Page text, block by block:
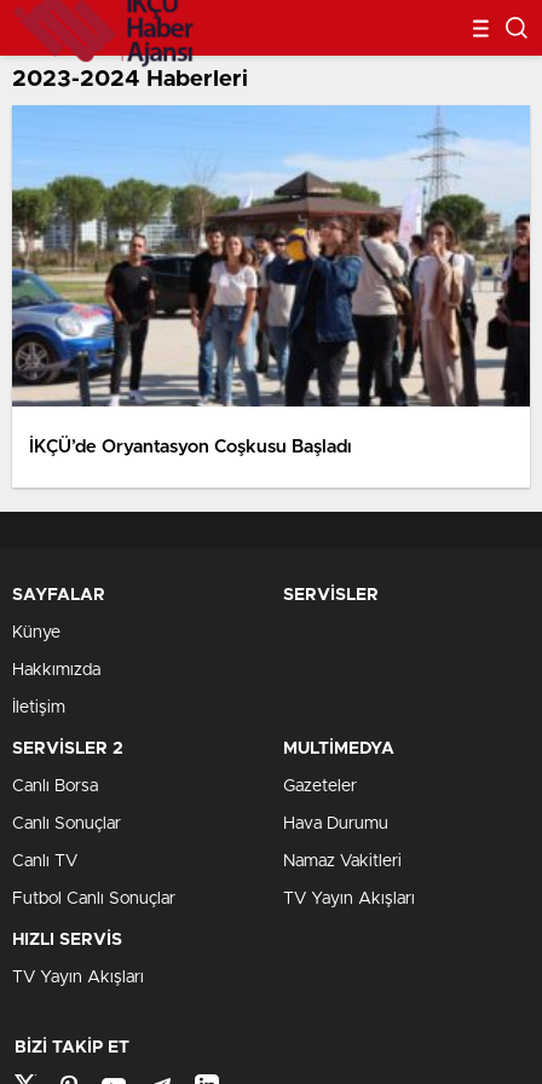
2023-2024 Haberleri
İKÇÜ’de Oryantasyon Coşkusu Başladı
SAYFALAR
Künye
Hakkımızda
İletişim
SERVİSLER
SERVİSLER 2
Canlı Borsa
Canlı Sonuçlar
Canlı TV
Futbol Canlı Sonuçlar
MULTİMEDYA
Gazeteler
Hava Durumu
Namaz Vakitleri
TV Yayın Akışları
HIZLI SERVİS
TV Yayın Akışları
BİZİ TAKİP ET